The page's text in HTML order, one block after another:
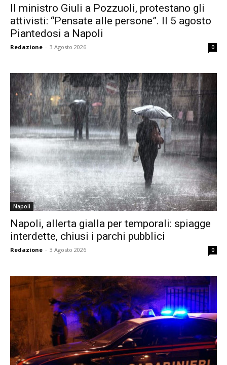
Il ministro Giuli a Pozzuoli, protestano gli
attivisti: “Pensate alle persone”. Il 5 agosto
Piantedosi a Napoli
Redazione - 3 Agosto 2026 0
Napoli
Napoli, allerta gialla per temporali: spiagge
interdette, chiusi i parchi pubblici
Redazione - 3 Agosto 2026 0